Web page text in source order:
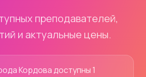
преподавателей,
и актуальные цены.
Кордова доступны 1